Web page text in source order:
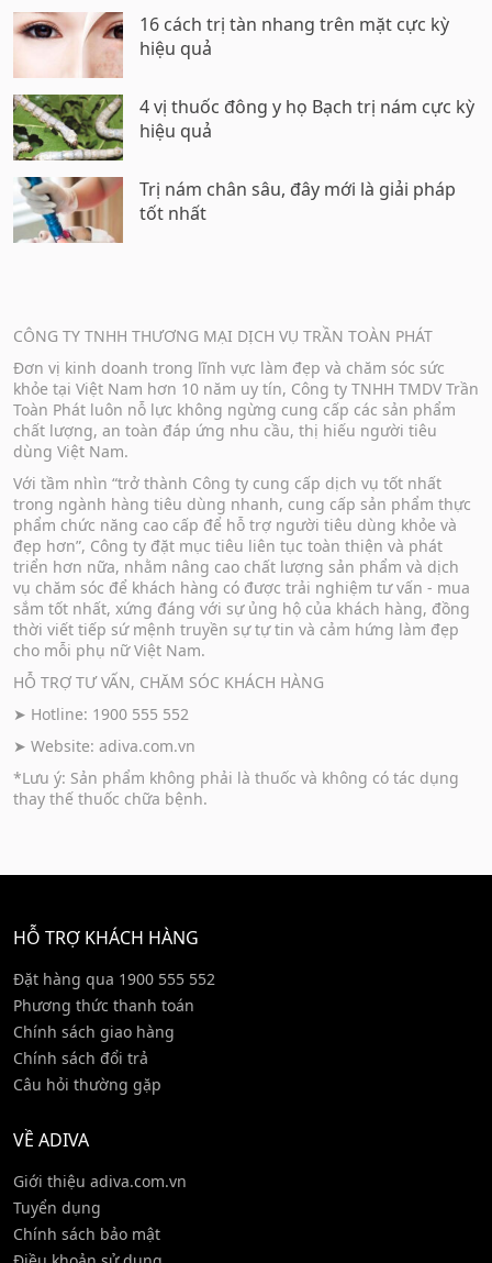
16 cách trị tàn nhang trên mặt cực kỳ
hiệu quả
4 vị thuốc đông y họ Bạch trị nám cực kỳ
hiệu quả
Trị nám chân sâu, đây mới là giải pháp
tốt nhất
CÔNG TY TNHH THƯƠNG MẠI DỊCH VỤ TRẦN TOÀN PHÁT
Đơn vị kinh doanh trong lĩnh vực làm đẹp và chăm sóc sức
khỏe tại Việt Nam hơn 10 năm uy tín, Công ty TNHH TMDV Trần
Toàn Phát luôn nỗ lực không ngừng cung cấp các sản phẩm
chất lượng, an toàn đáp ứng nhu cầu, thị hiếu người tiêu
dùng Việt Nam.
Với tầm nhìn “trở thành Công ty cung cấp dịch vụ tốt nhất
trong ngành hàng tiêu dùng nhanh, cung cấp sản phẩm thực
phẩm chức năng cao cấp để hỗ trợ người tiêu dùng khỏe và
đẹp hơn”, Công ty đặt mục tiêu liên tục toàn thiện và phát
triển hơn nữa, nhằm nâng cao chất lượng sản phẩm và dịch
vụ chăm sóc để khách hàng có được trải nghiệm tư vấn - mua
sắm tốt nhất, xứng đáng với sự ủng hộ của khách hàng, đồng
thời viết tiếp sứ mệnh truyền sự tự tin và cảm hứng làm đẹp
cho mỗi phụ nữ Việt Nam.
HỖ TRỢ TƯ VẤN, CHĂM SÓC KHÁCH HÀNG
➤ Hotline: 1900 555 552
➤ Website: adiva.com.vn
*Lưu ý: Sản phẩm không phải là thuốc và không có tác dụng
thay thế thuốc chữa bệnh.
HỖ TRỢ KHÁCH HÀNG
Đặt hàng qua 1900 555 552
Phương thức thanh toán
Chính sách giao hàng
Chính sách đổi trả
Câu hỏi thường gặp
VỀ ADIVA
Giới thiệu adiva.com.vn
Tuyển dụng
Chính sách bảo mật